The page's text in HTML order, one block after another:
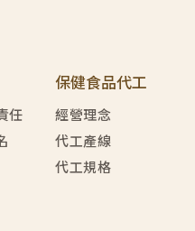
任
保健食品代工
經營理念
代工產線
代工規格